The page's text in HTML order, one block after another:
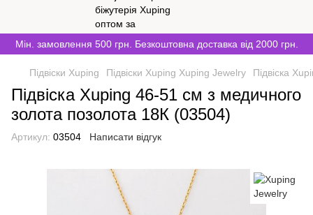
Мін. замовлення 500 грн. Безкоштовна доставка від 2000 грн.
Підвіски Xuping Підвіски Xuping Xuping Jewelry Підвіска
Підвіска Xuping 46-51 см з медичного
золота позолота 18К (03504)
Артикул: 03504 Написати відгук